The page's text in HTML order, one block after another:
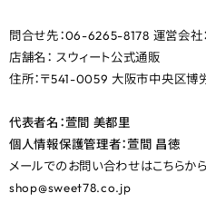
問合せ先：06-6265-8178 運営会社
店舗名： スウィート公式通販
住所：〒541-0059 大阪市中央区博
代表者名：萱間 美都里
個人情報保護管理者：萱間 昌徳
メールでのお問い合わせはこちらから
shop@sweet78.co.jp